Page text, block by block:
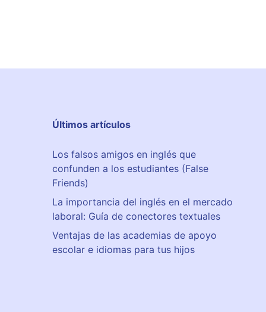
Últimos artículos
Los falsos amigos en inglés que
confunden a los estudiantes (False
Friends)
La importancia del inglés en el mercado
laboral: Guía de conectores textuales
Ventajas de las academias de apoyo
escolar e idiomas para tus hijos